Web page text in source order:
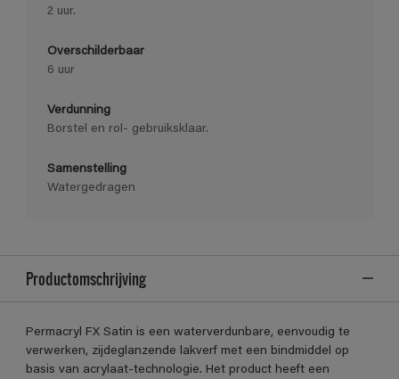
2 uur.
Overschilderbaar
6 uur
Verdunning
Borstel en rol- gebruiksklaar.
Samenstelling
Watergedragen
Productomschrijving
Permacryl FX Satin is een waterverdunbare, eenvoudig te
verwerken, zijdeglanzende lakverf met een bindmiddel op
basis van acrylaat-technologie. Het product heeft een